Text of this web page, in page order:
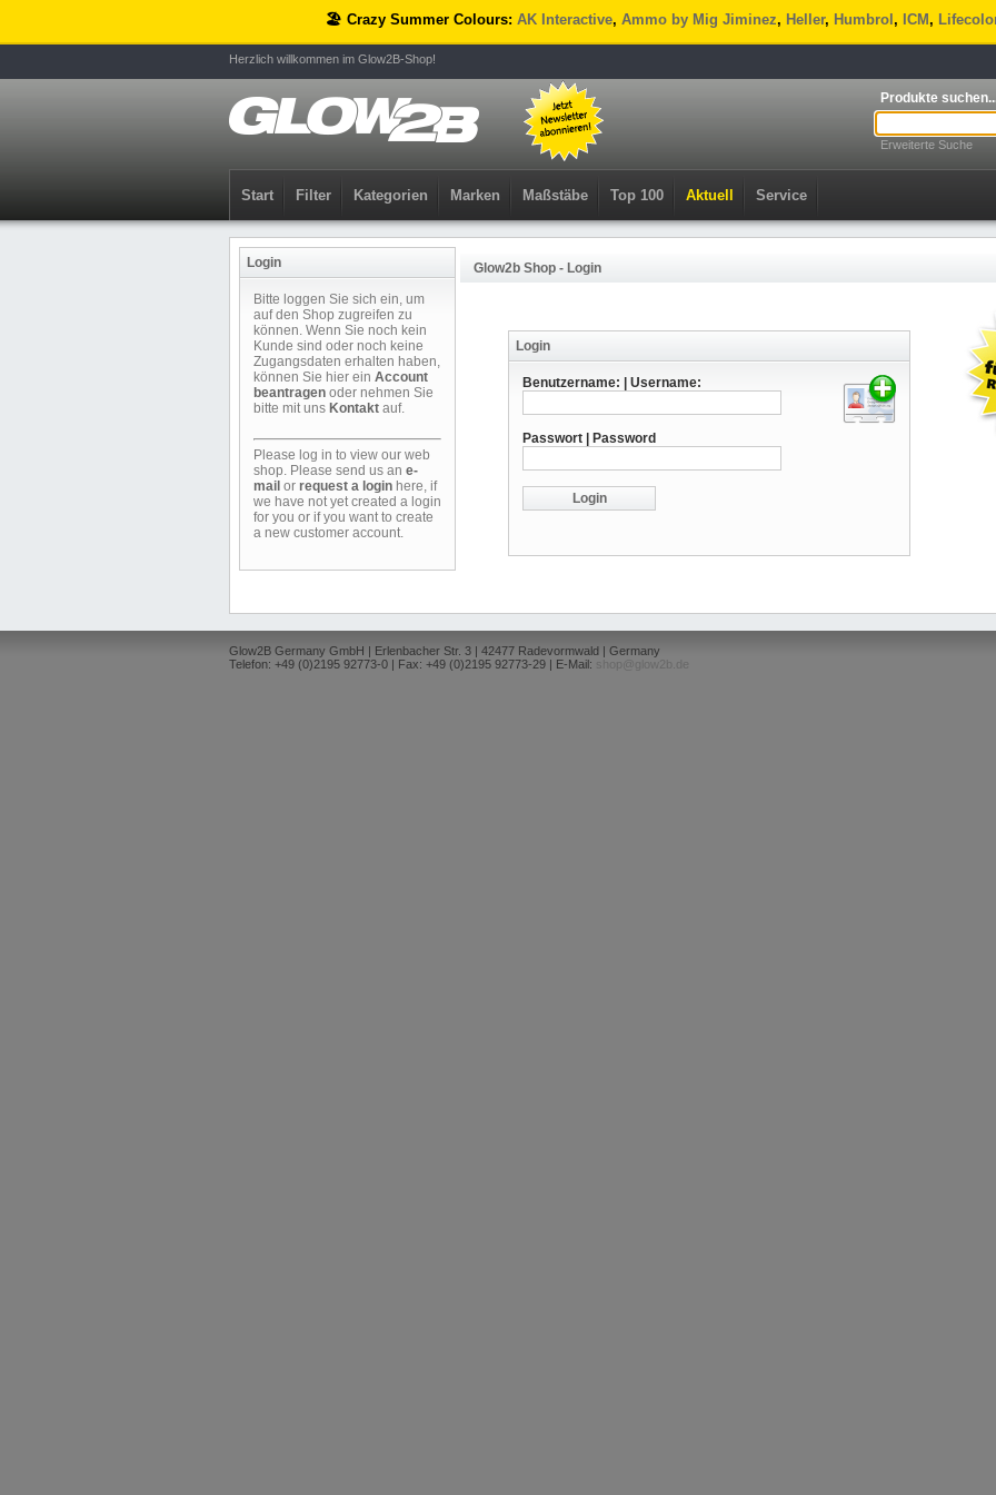
🏖️ Crazy Summer Colours: AK Interactive, Ammo by Mig Jiminez, Heller, Humbrol , ICM,
Herzlich willkommen im Glow2B-Shop!
Produkte
Erweiterte Suche
Start Filter Kategorien Marken Maßstäbe Top 100 Aktuell Service
Login
Bitte loggen Sie sich ein, um
auf den Shop zugreifen zu
können. Wenn Sie noch kein
Kunde sind oder noch keine
Zugangsdaten erhalten haben,
können Sie hier ein Account
beantragen oder nehmen Sie
bitte mit uns Kontakt auf.
Please log in to view our web
shop. Please send us an e-
mail or request a login here, if
we have not yet created a login
for you or if you want to create
a new customer account.
Glow2b Shop - Login
Login
Benutzername: | Username:
Passwort | Password
Glow2B Germany GmbH | Erlenbacher Str. 3 | 42477 Radevormwald | Germany
Telefon: +49 (0)2195 92773-0 | Fax: +49 (0)2195 92773-29 | E-Mail:
shop@glow2b.de